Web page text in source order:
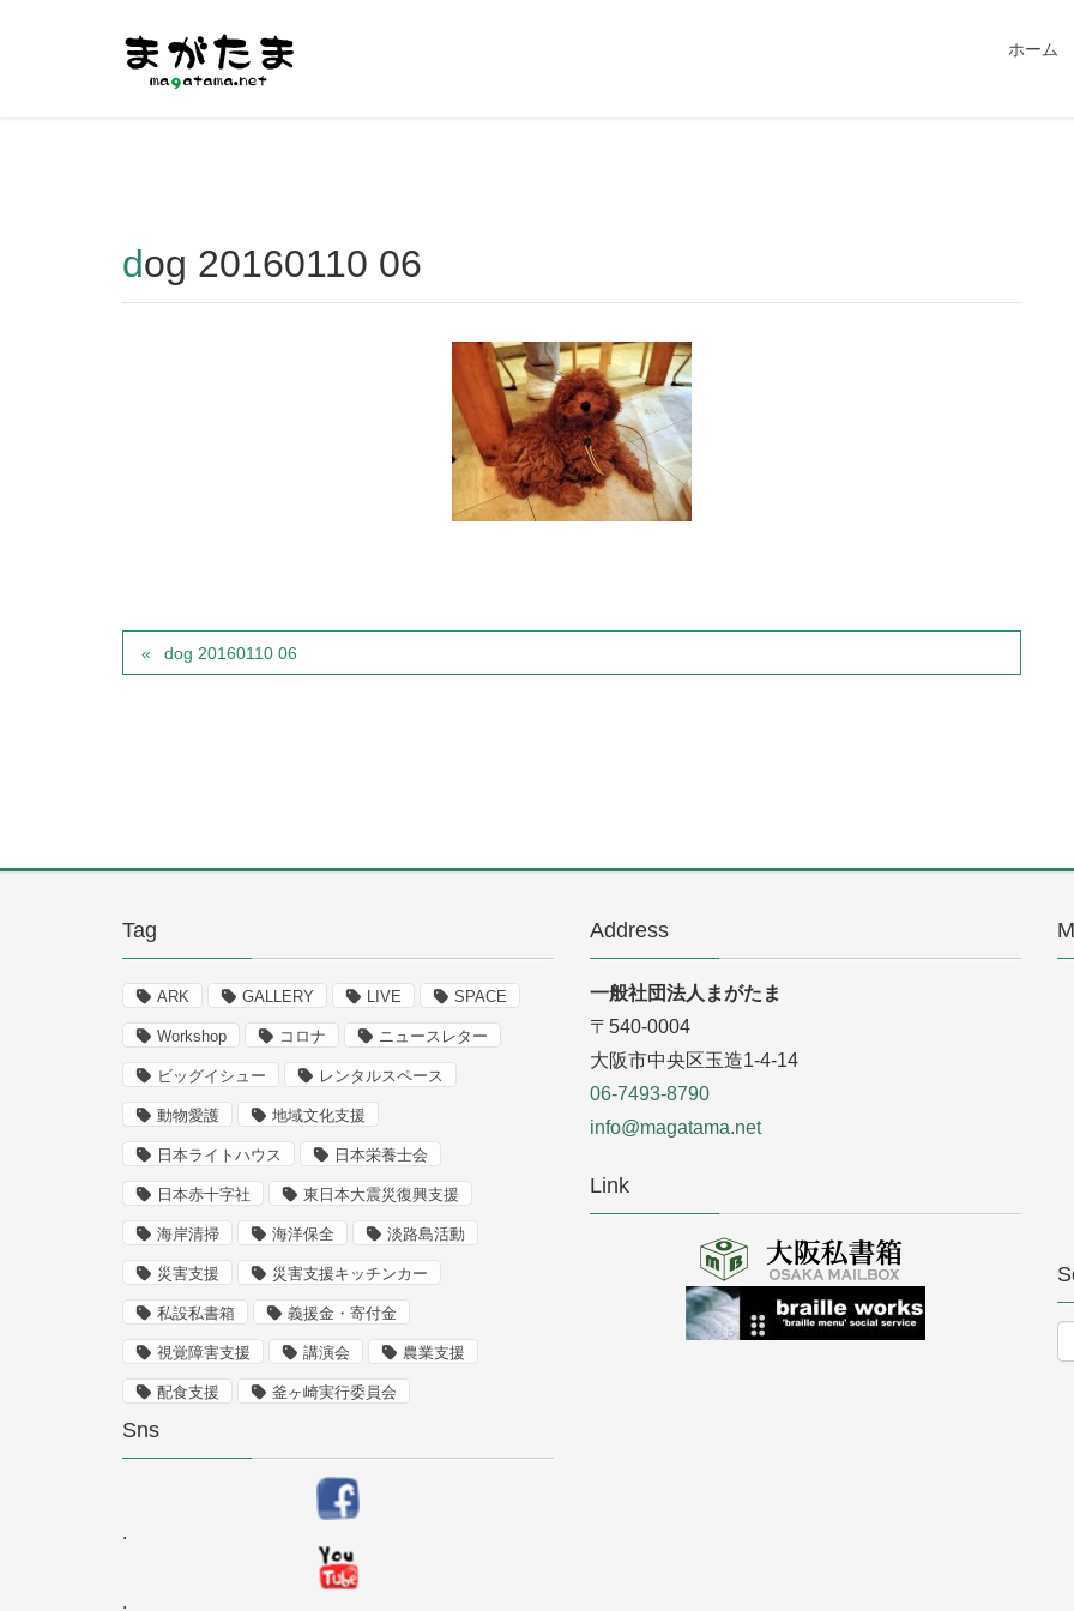
: Undefined array key "HTTP_REFERER" in /home/r2549115/public_html/magatama.net/wp-content/themes/
ホーム
dog 20160110 06
dog 20160110 06
Tag
ARK GALLERY LIVE SPACE
Workshop コロナ ニュースレター
ビッグイシュー レンタルスペース
動物愛護 地域文化支援
日本ライトハウス 日本栄養士会
日本赤十字社 東日本大震災復興支援
海岸清掃 海洋保全 淡路島活動
災害支援 災害支援キッチンカー
私設私書箱 義援金・寄付金
視覚障害支援 講演会 農業支援
配食支援 釜ヶ崎実行委員会
Sns
.
.
Address
一般社団法人まがたま
〒540-0004
大阪市中央区玉造1-4-14
06-7493-8790
info@magatama.net
Link